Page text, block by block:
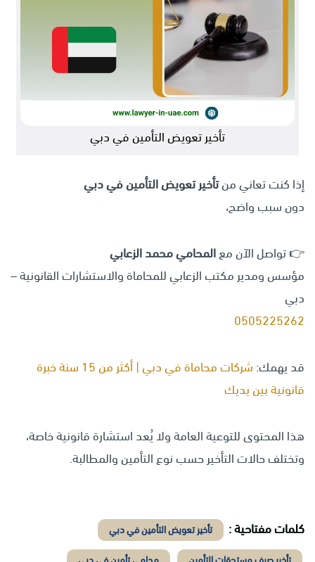
تأخير تعويض التأمين في دبي
إذا كنت تعاني منتأخير تعويض التأمين في دبي
دون سبب واضح،
👉 تواصل الآن معالمحامي محمد الزعابي
مؤسس ومدير مكتب الزعابي للمحاماة والاستشارات القانونية –
دبي
0505225262
قد يهمك:
شركات محاماة في دبي | أكثر من 15 سنة خبرة
قانونية بين يديك
هذا المحتوى للتوعية العامة ولا يُعد استشارة قانونية خاصة،
وتختلف حالات التأخير حسب نوع التأمين والمطالبة.
كلمات مفتاحية : تأخير تعويض التأمين في دبي